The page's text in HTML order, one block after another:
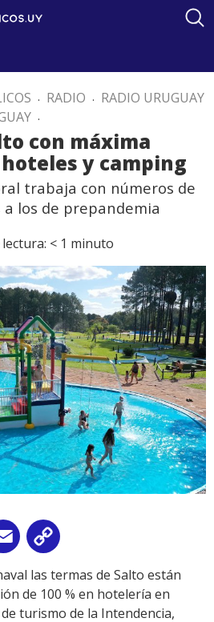
. RADIO . RADIO URUGUAY
.
con máxima
y camping
trabaja con números de
los de prepandemia
< 1 minuto
Email
Link
las termas de Salto están
de 100 % en hotelería en
turismo de la Intendencia,